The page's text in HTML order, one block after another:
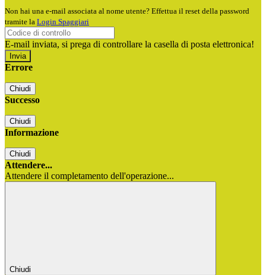
Non hai una e-mail associata al nome utente? Effettua il reset della password
tramite la Login Spaggiari
E-mail inviata, si prega di controllare la casella di posta elettronica!
Errore
Chiudi
Successo
Chiudi
Informazione
Chiudi
Attendere...
Attendere il completamento dell'operazione...
Chiudi